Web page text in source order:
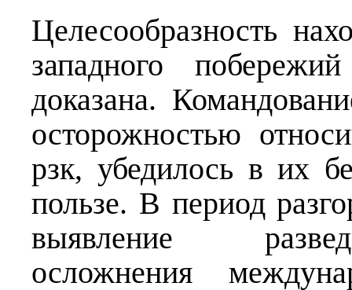
Целесообразность
западного
доказана.
осторожностью
рзк, убедилось в их
пользе. В период
выявление
осложнения